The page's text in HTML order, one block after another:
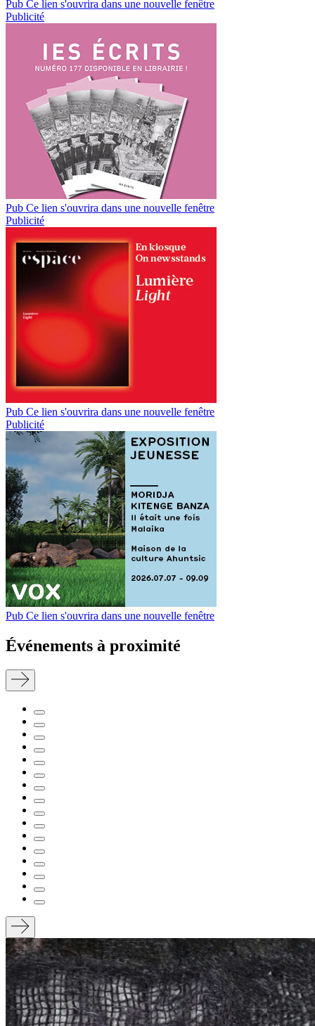
Pub Ce lien s'ouvrira dans une nouvelle fenêtre
Publicité
Pub Ce lien s'ouvrira dans une nouvelle fenêtre
Publicité
Pub Ce lien s'ouvrira dans une nouvelle fenêtre
Publicité
Pub Ce lien s'ouvrira dans une nouvelle fenêtre
Événements à proximité